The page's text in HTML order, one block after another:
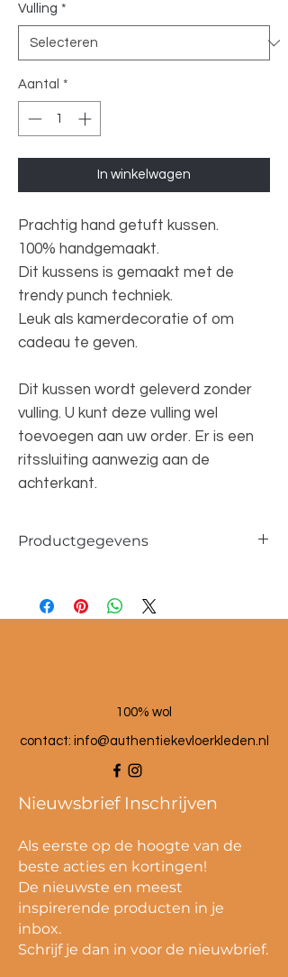
Vulling *
Aantal *
In winkelwagen
Prachtig hand getuft kussen.
100% handgemaakt.
Dit kussens is gemaakt met de
trendy punch techniek.
Leuk als kamerdecoratie of om
cadeau te geven.
Dit kussen wordt geleverd zonder
vulling. U kunt deze vulling wel
toevoegen aan uw order. Er is een
ritssluiting aanwezig aan de
achterkant.
Productgegevens
Materiaal: wol en linnen
100% wol
contact: info@authentiekevloerkleden.nl
Nieuwsbrief Inschrijven
Als eerste op de hoogte van de
beste acties en kortingen!
De nieuwste en meest
inspirerende producten in je
inbox.
Schrijf je dan in voor de nieuwbrief.